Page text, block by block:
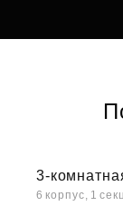
3-
6 корпус, 1